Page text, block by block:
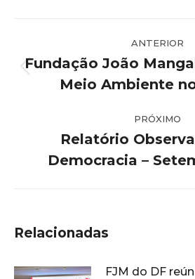
de
post:
ANTERIOR
Post
Fundação João
Meio Ambiente
PRÓXIMO
post:
Relatório
Democracia –
Relacionadas
FJM do DF